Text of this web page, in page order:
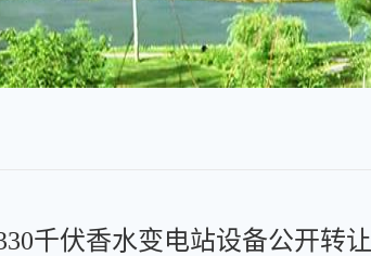
千伏香水变电站设备公开转让